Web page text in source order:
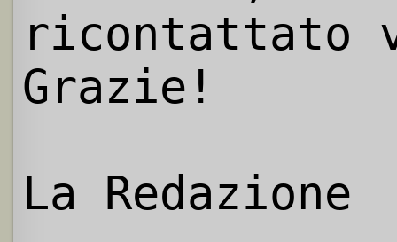
ricontattato
Grazie!
La Redazione